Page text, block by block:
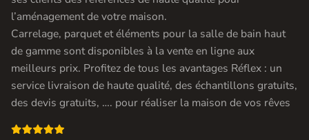
l’aménagement de votre maison.
Carrelage, parquet et éléments pour la salle de bain haut
de gamme sont disponibles à la vente en ligne aux
meilleurs prix. Profitez de tous les avantages Réflex : un
service livraison de haute qualité, des échantillons gratuits,
des devis gratuits, …. pour réaliser la maison de vos rêves
